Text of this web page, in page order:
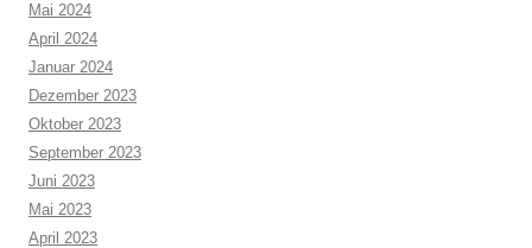
Mai 2024
April 2024
Januar 2024
Dezember 2023
Oktober 2023
September 2023
Juni 2023
Mai 2023
April 2023